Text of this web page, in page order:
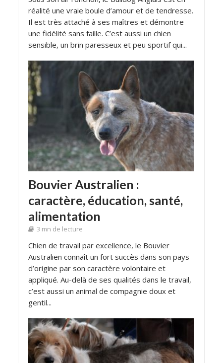
réalité une vraie boule d’amour et de tendresse.
Il est très attaché à ses maîtres et démontre
une fidélité sans faille. C’est aussi un chien
sensible, un brin paresseux et peu sportif qui...
Bouvier Australien :
caractère, éducation, santé,
alimentation
3 mn de lecture
Chien de travail par excellence, le Bouvier
Australien connaît un fort succès dans son pays
d’origine par son caractère volontaire et
appliqué. Au-delà de ses qualités dans le travail,
c’est aussi un animal de compagnie doux et
gentil...